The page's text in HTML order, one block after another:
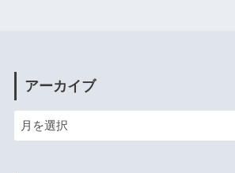
アーカイブ